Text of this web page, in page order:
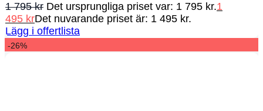
1 795kr Det ursprungliga priset var: 1 795 kr.1
495 krDet nuvarande priset är: 1 495 kr.
Lägg i offertlista
-26%